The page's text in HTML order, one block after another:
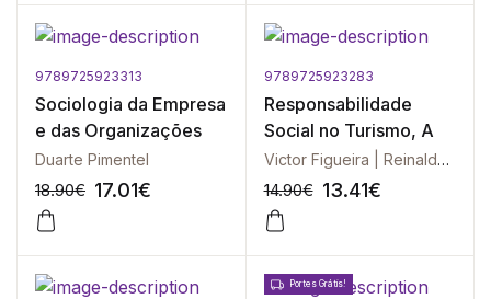
9789725923313
Sociologia da Empresa
e das Organizações
Duarte Pimentel
18.90€ 17.01€
9789725923283
Responsabilidade
Social no Turismo, A
Victor Figueira | Reinaldo Dias
14.90€ 13.41€
Portes Grátis!